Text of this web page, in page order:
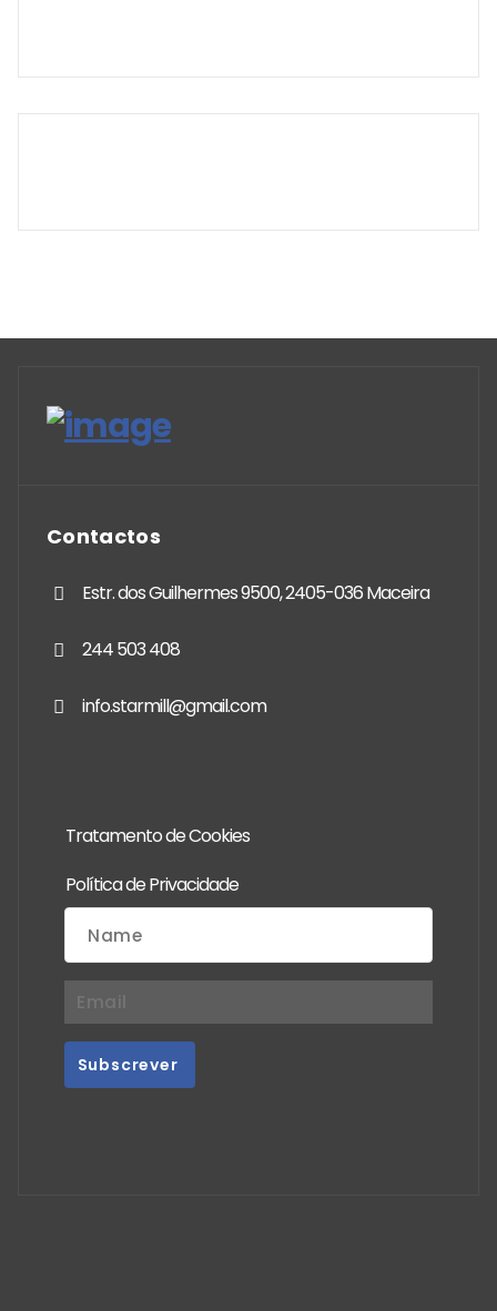
Contactos
Estr. dos Guilhermes 9500, 2405-036 Maceira
244 503 408
info.starmill@gmail.com
Tratamento de Cookies
Política de Privacidade